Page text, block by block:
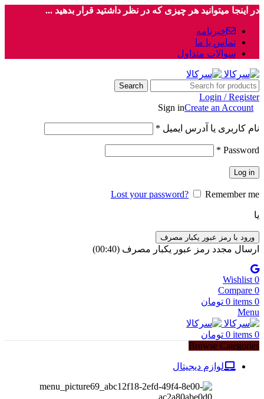
در اینجا میتوانید هر چیزی که در نظر داشتید قرار بدهید ...
خبرنامه
تماس با ما
سوالات متداول
Search
Login / Register
Sign inCreate an Account
نام کاربری یا آدرس ایمیل *
Password
*
Log in
Lost your password? Remember me
یا
ورود با رمز عبور یکبار مصرف
ارسال مجدد رمز عبور یکبار مصرف (00:
40
)
0
Wishlist
0
Compare
0
items
0 تومان
Menu
0
items
0 تومان
Browse Categories
لوازم دیجیتال